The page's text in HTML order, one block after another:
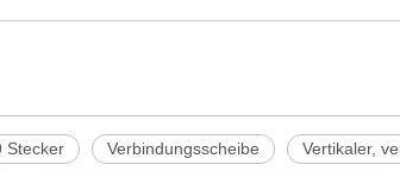
Stecker Verbindungsscheibe Vertikaler,